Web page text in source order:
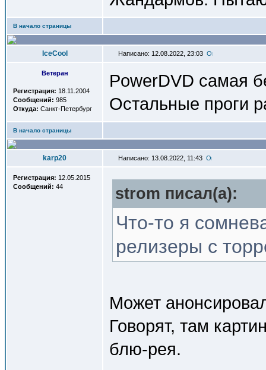
В начало страницы
IceCool Написано: 12.08.2022, 23:03
Ветеран
Регистрация: 18.11.2004
Сообщений: 985
Откуда: Санкт-Петербург
PowerDVD самая
Остальные проги
В начало страницы
karp20 Написано: 13.08.2022, 11:43
Регистрация: 12.05.2015
Сообщений: 44 strom писал(a):
Что-то я
релизеры с
Может
Говорят, там
блю-рея.